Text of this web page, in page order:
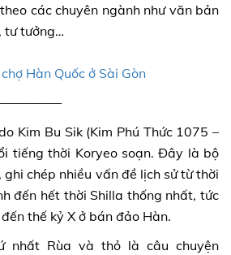
các chuyên ngành như văn bản
tư tưởng…
Hàn Quốc ở Sài Gòn
Kim Bu Sik (Kim Phú Thức 1075 –
tiếng thời Koryeo soạn. Đây là bộ
chép nhiều vấn đề lịch sử từ thời
đến hết thời Shilla thống nhất, tức
thế kỷ X ở bán đảo Hàn.
nhất Rùa và thỏ là câu chuyện